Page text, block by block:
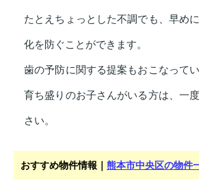
たとえちょっとした不調でも、早め
化を防ぐことができます。
歯の予防に関する提案もおこなって
育ち盛りのお子さんがいる方は、一
さい。
おすすめ物件情報｜ 熊本市中央区の物件